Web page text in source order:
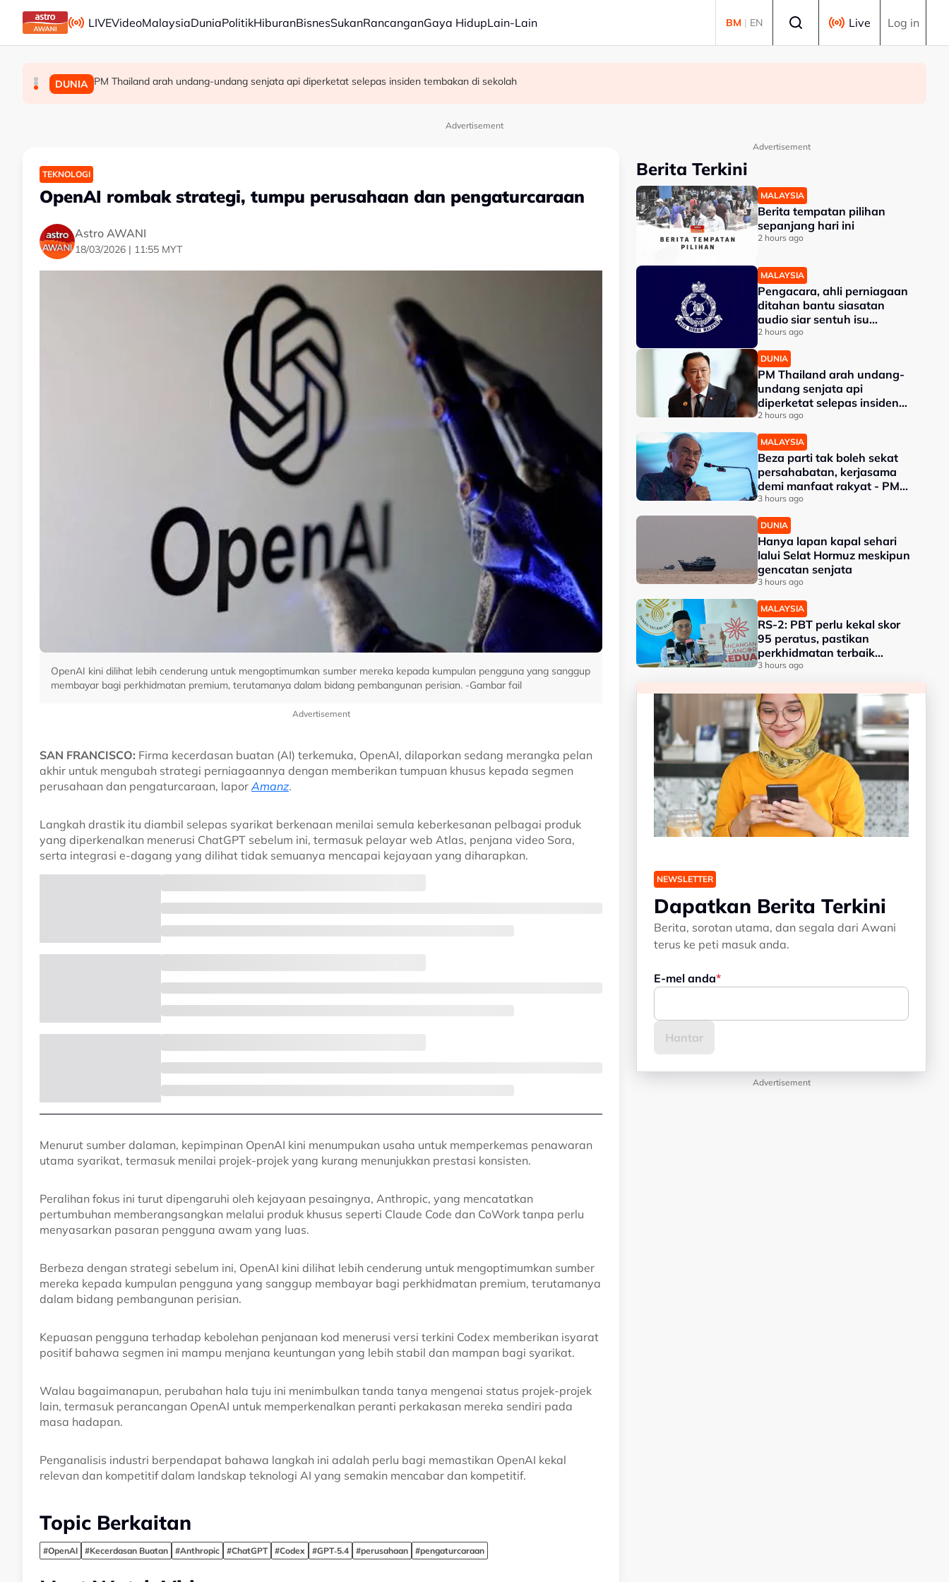
Skip to main content
LIVEVideoMalaysiaDuniaPolitikHiburanBisnesSukanRancanganGaya HidupLain-Lain BM | EN Live Log in
MALAYSIA Berita tempatan pilihan sepanjang hari ini
MALAYSIA Pengacara, ahli perniagaan ditahan bantu siasatan audio siar sentuh isu sensitiviti agama
DUNIA PM Thailand arah undang-undang senjata api diperketat selepas insiden tembakan di sekolah
Advertisement
TEKNOLOGI
OpenAI rombak strategi, tumpu perusahaan dan pengaturcaraan
Astro AWANI
18/03/2026 | 11:55 MYT
OpenAI kini dilihat lebih cenderung untuk mengoptimumkan sumber mereka kepada kumpulan pengguna yang sanggup
membayar bagi perkhidmatan premium, terutamanya dalam bidang pembangunan perisian. -Gambar fail
Advertisement
SAN FRANCISCO: Firma kecerdasan buatan (AI) terkemuka, OpenAI, dilaporkan sedang merangka pelan
akhir untuk mengubah strategi perniagaannya dengan memberikan tumpuan khusus kepada segmen
perusahaan dan pengaturcaraan, lapor Amanz.
Langkah drastik itu diambil selepas syarikat berkenaan menilai semula keberkesanan pelbagai produk
yang diperkenalkan menerusi ChatGPT sebelum ini, termasuk pelayar web Atlas, penjana video Sora,
serta integrasi e-dagang yang dilihat tidak semuanya mencapai kejayaan yang diharapkan.
Menurut sumber dalaman, kepimpinan OpenAI kini menumpukan usaha untuk memperkemas penawaran
utama syarikat, termasuk menilai projek-projek yang kurang menunjukkan prestasi konsisten.
Peralihan fokus ini turut dipengaruhi oleh kejayaan pesaingnya, Anthropic, yang mencatatkan
pertumbuhan memberangsangkan melalui produk khusus seperti Claude Code dan CoWork tanpa perlu
menyasarkan pasaran pengguna awam yang luas.
Berbeza dengan strategi sebelum ini, OpenAI kini dilihat lebih cenderung untuk mengoptimumkan sumber
mereka kepada kumpulan pengguna yang sanggup membayar bagi perkhidmatan premium, terutamanya
dalam bidang pembangunan perisian.
Kepuasan pengguna terhadap kebolehan penjanaan kod menerusi versi terkini Codex memberikan isyarat
positif bahawa segmen ini mampu menjana keuntungan yang lebih stabil dan mampan bagi syarikat.
Walau bagaimanapun, perubahan hala tuju ini menimbulkan tanda tanya mengenai status projek-projek
lain, termasuk perancangan OpenAI untuk memperkenalkan peranti perkakasan mereka sendiri pada
masa hadapan.
Penganalisis industri berpendapat bahawa langkah ini adalah perlu bagi memastikan OpenAI kekal
relevan dan kompetitif dalam landskap teknologi AI yang semakin mencabar dan kompetitif.
Topic Berkaitan
#OpenAI #Kecerdasan Buatan #Anthropic #ChatGPT #Codex #GPT‑5.4 #perusahaan #pengaturcaraan
Advertisement
Berita Terkini
MALAYSIA
Berita tempatan pilihan
sepanjang hari ini
2 hours ago
MALAYSIA
Pengacara, ahli perniagaan
ditahan bantu siasatan
audio siar sentuh isu
sensitiviti agama
2 hours ago
DUNIA
PM Thailand arah undang-
undang senjata api
diperketat selepas insiden
tembakan di sekolah
2 hours ago
MALAYSIA
Beza parti tak boleh sekat
persahabatan, kerjasama
demi manfaat rakyat - PM
Anwar
3 hours ago
DUNIA
Hanya lapan kapal sehari
lalui Selat Hormuz meskipun
gencatan senjata
3 hours ago
MALAYSIA
RS-2: PBT perlu kekal skor
95 peratus, pastikan
perkhidmatan terbaik
kepada rakyat - Amirudin
3 hours ago
NEWSLETTER
Dapatkan Berita Terkini
Berita, sorotan utama, dan segala dari Awani
terus ke peti masuk anda.
E-mel anda
Advertisement